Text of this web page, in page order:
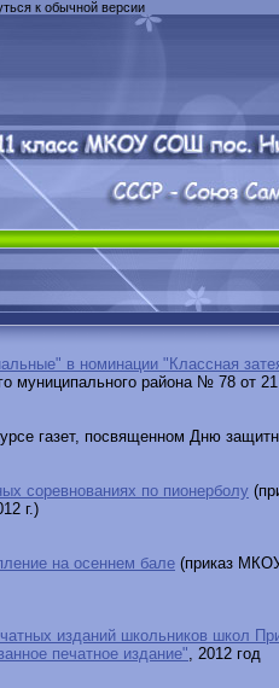
к обычной версии
в номинации "Классная
муниципального района № 78 от
газет, посвященном Дню
соревнованиях по пионерболу
г.)
на осеннем бале (приказ
изданий школьников школ
печатное издание", 2012 год